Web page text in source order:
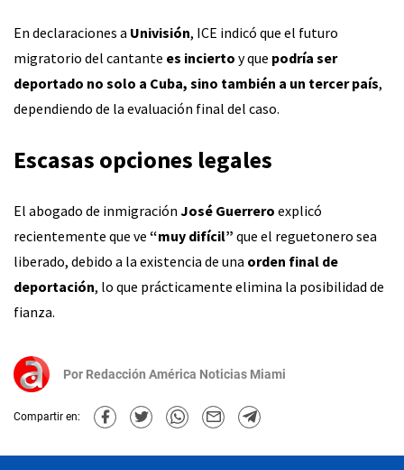
En declaraciones a Univisión, ICE indicó que el futuro
migratorio del cantante es incierto y que podría ser
deportado no solo a Cuba, sino también a un tercer país,
dependiendo de la evaluación final del caso.
Escasas opciones legales
El abogado de inmigración José Guerrero explicó
recientemente que ve “muy difícil” que el reguetonero sea
liberado, debido a la existencia de una orden final de
deportación, lo que prácticamente elimina la posibilidad de
fianza.
Por Redacción América Noticias Miami
Compartir en: